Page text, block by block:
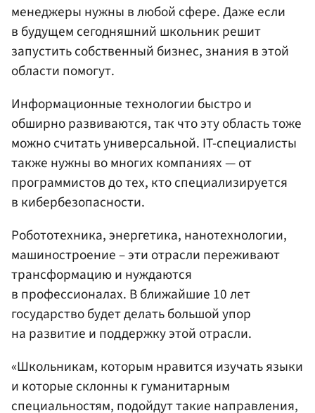
менеджеры нужны в любой сфере. Даже если
в будущем сегодняшний школьник решит
запустить собственный бизнес, знания в этой
области помогут.
Информационные технологии быстро и
обширно развиваются, так что эту область тоже
можно считать универсальной. IT-специалисты
также нужны во многих компаниях — от
программистов до тех, кто специализируется
в кибербезопасности.
Робототехника, энергетика, нанотехнологии,
машиностроение – эти отрасли переживают
трансформацию и нуждаются
в профессионалах. В ближайшие 10 лет
государство будет делать большой упор
на развитие и поддержку этой отрасли.
«Школьникам, которым нравится изучать языки
и которые склонны к гуманитарным
специальностям, подойдут такие направления,